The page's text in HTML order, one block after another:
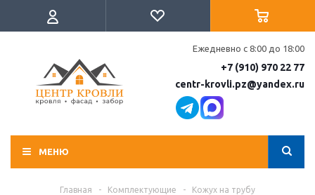
Ежедневно с 8:00 до 18:00
+7 (910) 970 22 77
centr-krovli.pz@yandex.ru
МЕНЮ
Главная - Комплектующие - Кожух на трубу